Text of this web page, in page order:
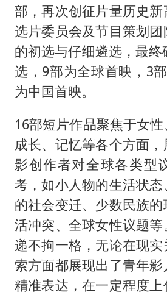
部，再次创征片量历史
选片委员会及节目策划
的初选与仔细遴选，最终
选，9部为全球首映，3
为中国首映。
16部短片作品聚焦于女性
成长、记忆等各个方面
影创作者对全球各类型
考，如小人物的生活状
的社会变迁、少数民族
活冲突、全球女性议题
递不拘一格，无论在现
索方面都展现出了青年
精准表达，在一定程度